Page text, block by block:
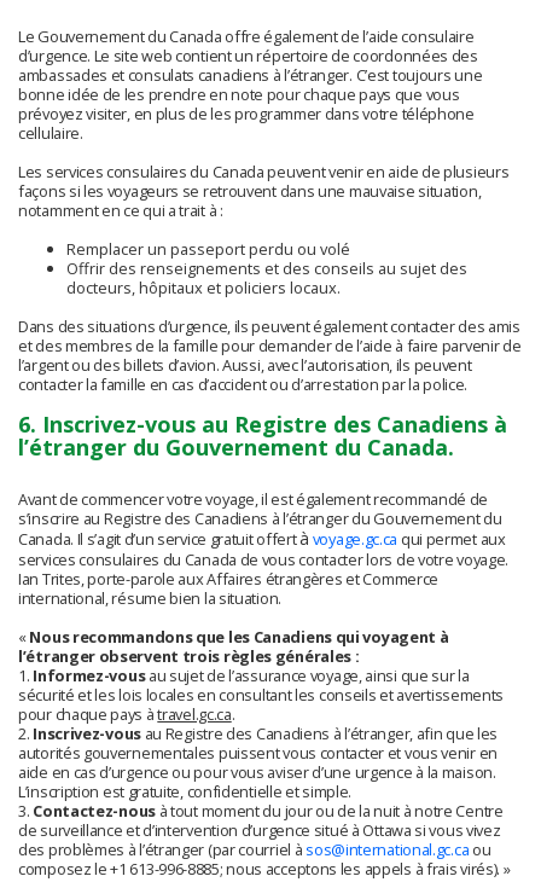
Le Gouvernement du Canada offre également de l’aide consulaire
d’urgence. Le site web contient un répertoire de coordonnées des
ambassades et consulats canadiens à l’étranger. C’est toujours une
bonne idée de les prendre en note pour chaque pays que vous
prévoyez visiter, en plus de les programmer dans votre téléphone
cellulaire.
Les services consulaires du Canada peuvent venir en aide de plusieurs
façons si les voyageurs se retrouvent dans une mauvaise situation,
notamment en ce qui a trait à :
Remplacer un passeport perdu ou volé
Offrir des renseignements et des conseils au sujet des
docteurs, hôpitaux et policiers locaux.
Dans des situations d’urgence, ils peuvent également contacter des amis
et des membres de la famille pour demander de l’aide à faire parvenir de
l’argent ou des billets d’avion. Aussi, avec l’autorisation, ils peuvent
contacter la famille en cas d’accident ou d’arrestation par la police.
6. Inscrivez-vous au Registre des Canadiens à
l’étranger du Gouvernement du Canada.
Avant de commencer votre voyage, il est également recommandé de
s’inscrire au Registre des Canadiens à l’étranger du Gouvernement du
Canada. Il s’agit d’un service gratuit offertà voyage.gc.ca qui permet aux
services consulaires du Canada de vous contacter lors de votre voyage.
Ian Trites, porte-parole aux Affaires étrangères et Commerce
international, résume bien la situation.
«Nous recommandons que les Canadiens qui voyagent à
l’étranger observent trois règles générales :
1. Informez-vousau sujet de l’assurance voyage, ainsi que sur la
sécurité et les lois locales en consultant les conseils et avertissements
pour chaque pays àtravel.gc.ca.
2. Inscrivez-vousau Registre des Canadiens à l’étranger, afin que les
autorités gouvernementales puissent vous contacter et vous venir en
aide en cas d’urgence ou pour vous aviser d’une urgence à la maison.
L’inscription est gratuite, confidentielle et simple.
3. Contactez-nous à tout moment du jour ou de la nuit à notre Centre
de surveillance et d’intervention d’urgence situé à Ottawa si vous vivez
des problèmes à l’étranger (par courriel à sos@international.gc.ca ou
composez le +1 613-996-8885; nous acceptons les appels à frais virés). »